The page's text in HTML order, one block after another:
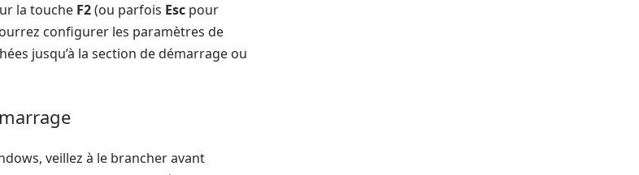
la touche F2(ou parfois Esc pour
configurer les paramètres de
jusqu’à la section de démarrage ou
veillez à le brancher avant